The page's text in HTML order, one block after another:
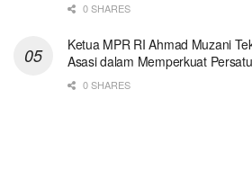
0 SHARES
Ketua MPR RI Ahmad Muzani
Asasi dalam Memperkuat
0 SHARES